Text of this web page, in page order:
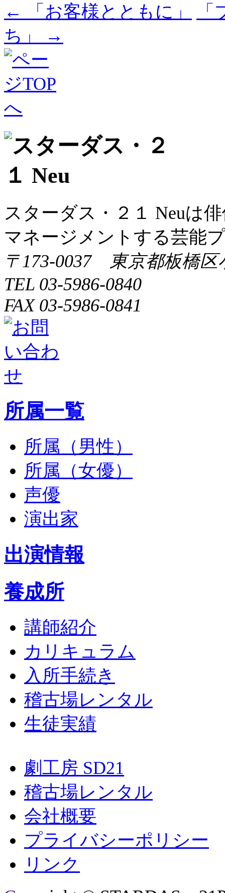
稿
ナ
ビ
ゲ
ー
シ
ョ
ン
← 「お客様とともに」
ち」
→
スターダス・２１ Neuは
マネージメントする芸能
〒173-0037 東京都板橋区
TEL 03-5986-0840
FAX 03-5986-0841
所属一覧
所属（男性）
所属（女優）
声優
演出家
出演情報
養成所
講師紹介
カリキュラム
入所手続き
稽古場レンタル
生徒実績
劇工房 SD21
稽古場レンタル
会社概要
プライバシーポリシー
リンク